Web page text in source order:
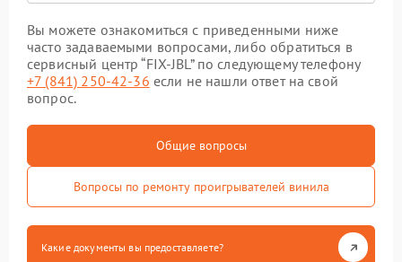
Вы можете ознакомиться с приведенными ниже
часто задаваемыми вопросами, либо обратиться в
сервисный центр “FIX-JBL” по следующему телефону
+7 (841) 250-42-36 если не нашли ответ на свой
вопрос.
Общие вопросы
Вопросы по ремонту проигрывателей винила
Какие документы вы предоставляете?